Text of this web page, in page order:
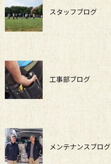
スタッフブログ
工事部ブログ
メンテナンスブログ